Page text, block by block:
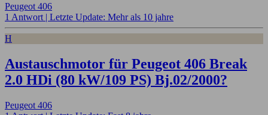
Peugeot 406
1 Antwort | Letzte Update: Mehr als 10 jahre
H
Austauschmotor für Peugeot 406 Break
2.0 HDi (80 kW/109 PS) Bj.02/2000?
Peugeot 406